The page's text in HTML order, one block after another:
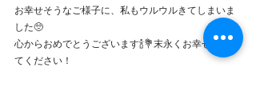
お幸せそうなご様子に、私もウルウルきてしまいま
した🥺
心からおめでとうございます🍾💐末永くお幸せになっ
てください！